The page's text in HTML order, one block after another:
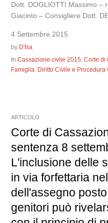
Dott. DOGLIOTTI Massimo –
Giacinto – Consigliere Dott.
4 Settembre 2015
by D'Isa
InCassazione civile 2015,Corte di
Famiglia, Diritto Civile e Procedura
ARTICOLO
Corte di
sentenza 8
L'inclusione delle
in via forfettaria
dell'assegno
genitori può